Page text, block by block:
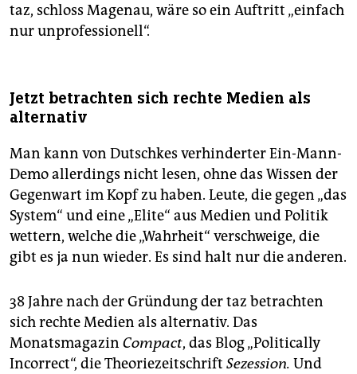
taz, schloss Magenau, wäre so ein Auftritt „einfach
nur unprofessionell“.
Jetzt betrachten sich rechte Medien als
alternativ
Man kann von Dutschkes verhinderter Ein-Mann-
Demo allerdings nicht lesen, ohne das Wissen der
Gegenwart im Kopf zu haben. Leute, die gegen „das
System“ und eine „Elite“ aus Medien und Politik
wettern, welche die „Wahrheit“ verschweige, die
gibt es ja nun wieder. Es sind halt nur die anderen.
38 Jahre nach der Gründung der taz betrachten
sich rechte Medien als alternativ. Das
Monatsmagazin Compact, das Blog „Politically
Incorrect“, die Theoriezeitschrift Sezession. Und